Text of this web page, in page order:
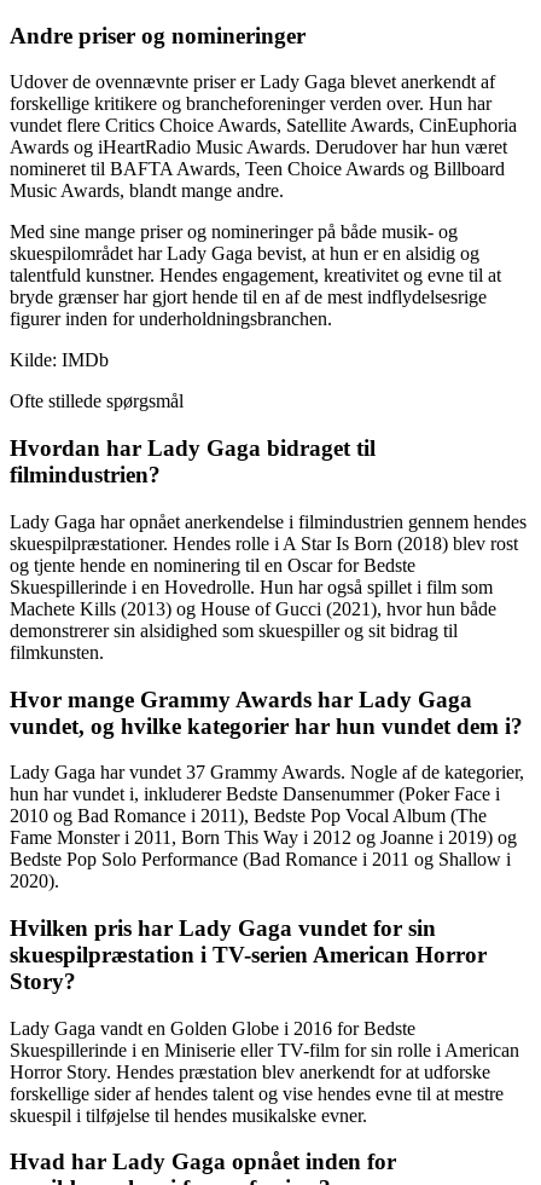
Andre priser og nomineringer
Udover de ovennævnte priser er Lady Gaga blevet anerkendt af
forskellige kritikere og brancheforeninger verden over. Hun har
vundet flere Critics Choice Awards, Satellite Awards, CinEuphoria
Awards og iHeartRadio Music Awards. Derudover har hun været
nomineret til BAFTA Awards, Teen Choice Awards og Billboard
Music Awards, blandt mange andre.
Med sine mange priser og nomineringer på både musik- og
skuespilområdet har Lady Gaga bevist, at hun er en alsidig og
talentfuld kunstner. Hendes engagement, kreativitet og evne til at
bryde grænser har gjort hende til en af de mest indflydelsesrige
figurer inden for underholdningsbranchen.
Kilde: IMDb
Ofte stillede spørgsmål
Hvordan har Lady Gaga bidraget til
filmindustrien?
Lady Gaga har opnået anerkendelse i filmindustrien gennem hendes
skuespilpræstationer. Hendes rolle i A Star Is Born (2018) blev rost
og tjente hende en nominering til en Oscar for Bedste
Skuespillerinde i en Hovedrolle. Hun har også spillet i film som
Machete Kills (2013) og House of Gucci (2021), hvor hun både
demonstrerer sin alsidighed som skuespiller og sit bidrag til
filmkunsten.
Hvor mange Grammy Awards har Lady Gaga
vundet, og hvilke kategorier har hun vundet dem i?
Lady Gaga har vundet 37 Grammy Awards. Nogle af de kategorier,
hun har vundet i, inkluderer Bedste Dansenummer (Poker Face i
2010 og Bad Romance i 2011), Bedste Pop Vocal Album (The
Fame Monster i 2011, Born This Way i 2012 og Joanne i 2019) og
Bedste Pop Solo Performance (Bad Romance i 2011 og Shallow i
2020).
Hvilken pris har Lady Gaga vundet for sin
skuespilpræstation i TV-serien American Horror
Story?
Lady Gaga vandt en Golden Globe i 2016 for Bedste
Skuespillerinde i en Miniserie eller TV-film for sin rolle i American
Horror Story. Hendes præstation blev anerkendt for at udforske
forskellige sider af hendes talent og vise hendes evne til at mestre
skuespil i tilføjelse til hendes musikalske evner.
Hvad har Lady Gaga opnået inden for